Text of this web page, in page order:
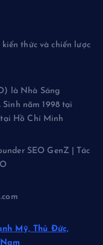
thức và chiến lược
là Nhà Sáng
năm 1998 tại
Hồ Chí Minh
SEO GenZ | Tác
Mỹ, Thủ Đức,